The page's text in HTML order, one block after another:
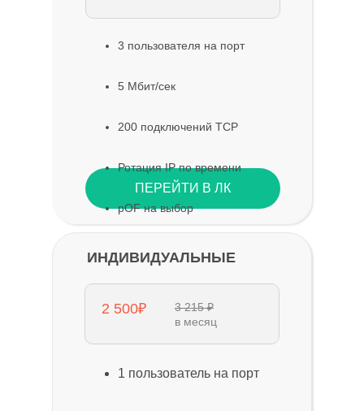
ИНДИВИДУАЛЬНЫЕ
ПЕРЕЙТИ В ЛК
3 пользователя на порт
5 Мбит/сек
200 подключений TCP
Ротация IP по времени
pOF на выбор
1 пользователь на порт
2 500₽
3 215 ₽
в месяц